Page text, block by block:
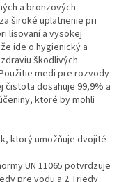
a bronzových
široké uplatnenie pri
lisovaní a vysokej
ide o hygienický a
škodlivých
medi pre rozvody
dosahuje 99,9% a
ktoré by mohli
ktorý umožňuje dvojité
UN 11065 potvrdzuje